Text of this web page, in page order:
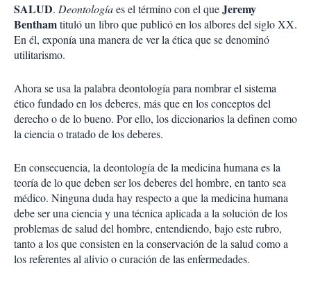
o
m
p
a
i
r
SALUD. Deontologíaes el término con el queJeremy
Benthamtituló un libro que publicó en los albores del siglo XX.
En él, exponía una manera de ver la ética que se denominó
utilitarismo.
Ahora se usa la palabra deontología para nombrar el sistema
ético fundado en los deberes, más que en los conceptos del
derecho o de lo bueno. Por ello, los diccionarios la definen como
la ciencia o tratado de los deberes.
En consecuencia, la deontología de la medicina humana es la
teoría de lo que deben ser los deberes del hombre, en tanto sea
médico. Ninguna duda hay respecto a que la medicina humana
debe ser una ciencia y una técnica aplicada a la solución de los
problemas de salud del hombre, entendiendo, bajo este rubro,
tanto a los que consisten en la conservación de la salud como a
los referentes al alivio o curación de las enfermedades.